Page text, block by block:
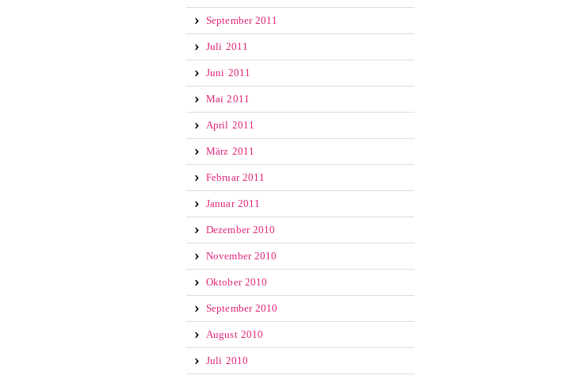
September 2011
Juli 2011
Juni 2011
Mai 2011
April 2011
März 2011
Februar 2011
Januar 2011
Dezember 2010
November 2010
Oktober 2010
September 2010
August 2010
Juli 2010